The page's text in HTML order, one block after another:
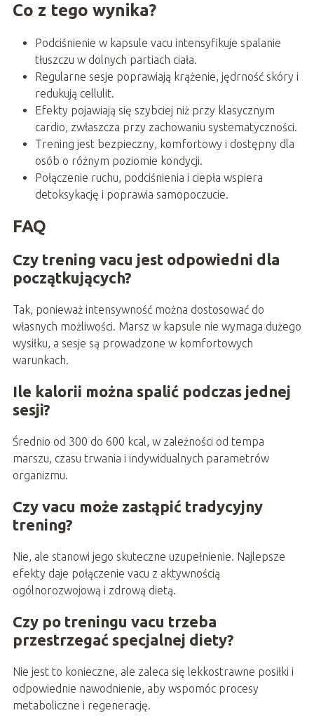
Co z tego wynika?
Podciśnienie w kapsule vacu intensyfikuje spalanie
tłuszczu w dolnych partiach ciała.
Regularne sesje poprawiają krążenie, jędrność skóry i
redukują cellulit.
Efekty pojawiają się szybciej niż przy klasycznym
cardio, zwłaszcza przy zachowaniu systematyczności.
Trening jest bezpieczny, komfortowy i dostępny dla
osób o różnym poziomie kondycji.
Połączenie ruchu, podciśnienia i ciepła wspiera
detoksykację i poprawia samopoczucie.
FAQ
Czy trening vacu jest odpowiedni dla
początkujących?
Tak, ponieważ intensywność można dostosować do
własnych możliwości. Marsz w kapsule nie wymaga dużego
wysiłku, a sesje są prowadzone w komfortowych
warunkach.
Ile kalorii można spalić podczas jednej
sesji?
Średnio od 300 do 600 kcal, w zależności od tempa
marszu, czasu trwania i indywidualnych parametrów
organizmu.
Czy vacu może zastąpić tradycyjny
trening?
Nie, ale stanowi jego skuteczne uzupełnienie. Najlepsze
efekty daje połączenie vacu z aktywnością
ogólnorozwojową i zdrową dietą.
Czy po treningu vacu trzeba
przestrzegać specjalnej diety?
Nie jest to konieczne, ale zaleca się lekkostrawne posiłki i
odpowiednie nawodnienie, aby wspomóc procesy
metaboliczne i regenerację.